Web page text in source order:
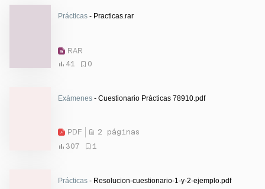
Prácticas - Practicas.rar
RAR
41
0
Exámenes - Cuestionario Prácticas 78910.pdf
PDF
2 páginas
307
1
Prácticas - Resolucion-cuestionario-1-y-2-ejemplo.pdf